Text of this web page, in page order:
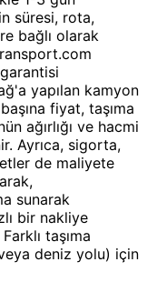
süresi, rota,
bağlı olarak
yapılan kamyon
fiyat, taşıma
ağırlığı ve hacmi
Ayrıca, sigorta,
de maliyete
sunarak
bir nakliye
taşıma
deniz yolu) için